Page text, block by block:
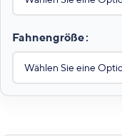
Fahnengröße